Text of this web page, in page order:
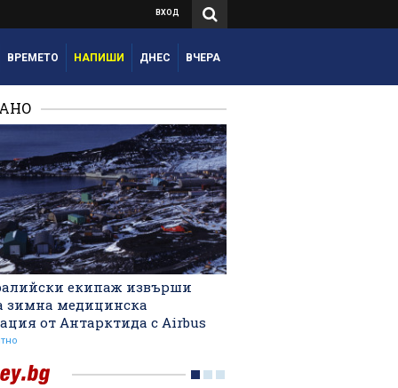
ВХОД
ВРЕМЕТО НАПИШИ ДНЕС ВЧЕРА
екипаж извърши
зимна медицинска
от Антарктида с Airbus